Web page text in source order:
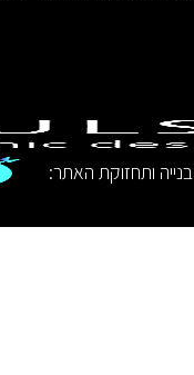
בנייה ותחזוקת האתר: